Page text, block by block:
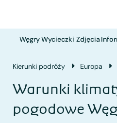
WęgryWycieczki Zdjęcia
Kierunki podróży Europa
Warunki
pogodowe